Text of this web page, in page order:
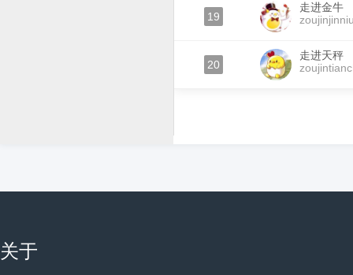
19
走进金牛
20
走进天秤
关于